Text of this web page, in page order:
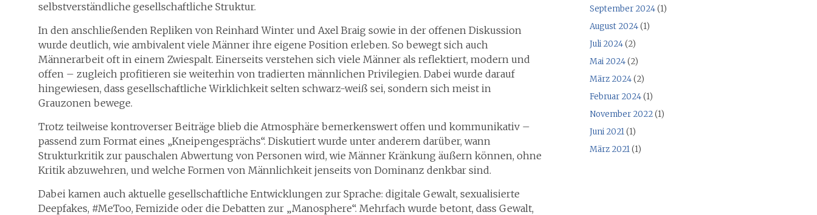
selbstverständliche gesellschaftliche Struktur.
In den anschließenden Repliken von Reinhard Winter und Axel Braig sowie in der offenen Diskussion
wurde deutlich, wie ambivalent viele Männer ihre eigene Position erleben. So bewegt sich auch
Männerarbeit oft in einem Zwiespalt. Einerseits verstehen sich viele Männer als reflektiert, modern und
offen – zugleich profitieren sie weiterhin von tradierten männlichen Privilegien. Dabei wurde darauf
hingewiesen, dass gesellschaftliche Wirklichkeit selten schwarz-weiß sei, sondern sich meist in
Grauzonen bewege.
Trotz teilweise kontroverser Beiträge blieb die Atmosphäre bemerkenswert offen und kommunikativ –
passend zum Format eines „Kneipengesprächs“. Diskutiert wurde unter anderem darüber, wann
Strukturkritik zur pauschalen Abwertung von Personen wird, wie Männer Kränkung äußern können, ohne
Kritik abzuwehren, und welche Formen von Männlichkeit jenseits von Dominanz denkbar sind.
Dabei kamen auch aktuelle gesellschaftliche Entwicklungen zur Sprache: digitale Gewalt, sexualisierte
Deepfakes, #MeToo, Femizide oder die Debatten zur „Manosphere“. Mehrfach wurde betont, dass Gewalt,
September 2024(1)
August 2024(1)
Juli 2024(2)
Mai 2024(2)
März 2024(2)
Februar 2024(1)
November 2022(1)
Juni 2021(1)
März 2021(1)